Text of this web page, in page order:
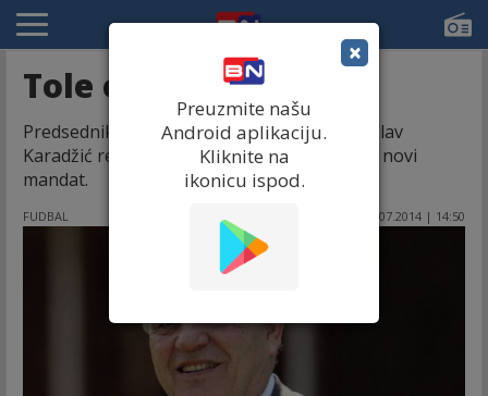
Tole odlazi 2016.
Predsednik Fudbalskog saveza Srbije Tomislav
Karadžić rekao je da se šalio kada je najavio novi
mandat.
FUDBAL 30.07.2014 | 14:50
×
Preuzmite našu
Android aplikaciju.
Kliknite na
ikonicu ispod.